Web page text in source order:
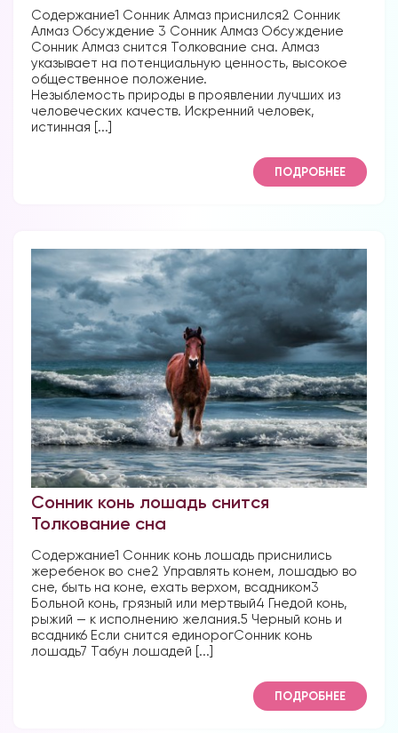
Содержание1 Сонник Алмаз приснился2 Сонник
Алмаз Обсуждение 3 Сонник Алмаз Обсуждение
Сонник Алмаз снится Толкование сна. Алмаз
указывает на потенциальную ценность, высокое
общественное положение.
Незыблемость природы в проявлении лучших из
человеческих качеств. Искренний человек,
истинная [...]
ПОДРОБНЕЕ
Сонник конь лошадь снится
Толкование сна
Содержание1 Сонник конь лошадь приснились
жеребенок во сне2 Управлять конем, лошадью во
сне, быть на коне, ехать верхом, всадником3
Больной конь, грязный или мертвый4 Гнедой конь,
рыжий — к исполнению желания.5 Черный конь и
всадник6 Если снится единорогСонник конь
лошадь7 Табун лошадей [...]
ПОДРОБНЕЕ
Форум в
Телеграм
Форум на сайте